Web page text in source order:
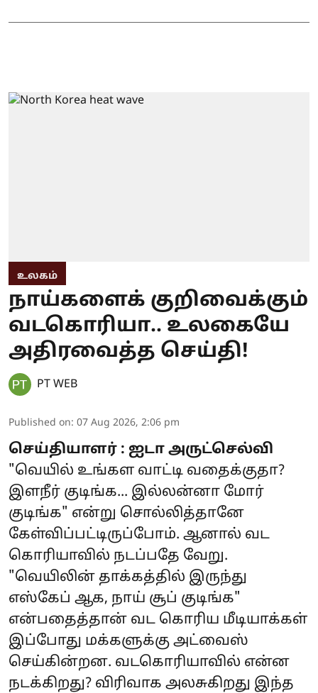
உலகம்
நாய்களைக் குறிவைக்கும்
வடகொரியா.. உலகையே
அதிரவைத்த செய்தி!
PT WEB
Published on: 07 Aug 2026, 2:06 pm
செய்தியாளர் : ஐடா அருட்செல்வி
"வெயில் உங்கள வாட்டி வதைக்குதா?
இளநீர் குடிங்க... இல்லன்னா மோர்
குடிங்க" என்று சொல்லித்தானே
கேள்விப்பட்டிருப்போம். ஆனால் வட
கொரியாவில் நடப்பதே வேறு.
"வெயிலின் தாக்கத்தில் இருந்து
எஸ்கேப் ஆக, நாய் சூப் குடிங்க"
என்பதைத்தான் வட கொரிய மீடியாக்கள்
இப்போது மக்களுக்கு அட்வைஸ்
செய்கின்றன. வடகொரியாவில் என்ன
நடக்கிறது? விரிவாக அலசுகிறது இந்த